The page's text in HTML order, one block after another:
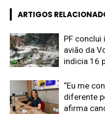
ARTIGOS
PF
avião da
indicia 16
“Eu me
diferente
afirma